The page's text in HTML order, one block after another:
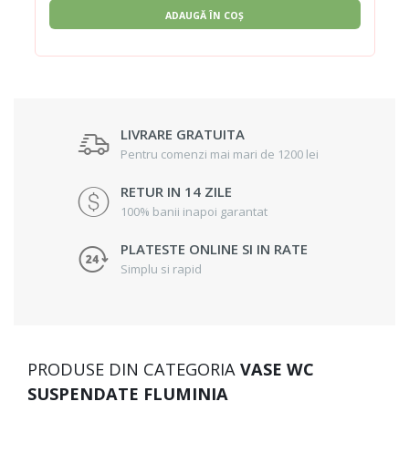
ADAUGĂ ÎN COȘ
LIVRARE GRATUITA
Pentru comenzi mai mari de 1200 lei
RETUR IN 14 ZILE
100% banii inapoi garantat
PLATESTE ONLINE SI IN RATE
Simplu si rapid
PRODUSE DIN CATEGORIA VASE WC
SUSPENDATE FLUMINIA